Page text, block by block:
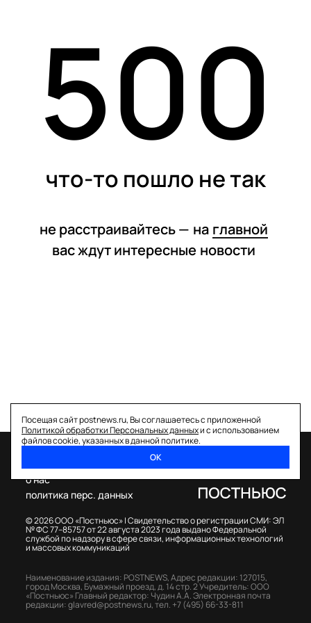
статьи
500
что-то пошло не так
не расстраивайтесь — на главной
вас ждут интересные новости
Посещая сайт postnews.ru, Вы соглашаетесь с приложенной
Политикой обработки Персональных данныхи с использованием
файлов cookie, указанных в данной политике.
ОК
© 2026 ООО «Постньюс» |Свидетельство о регистрации СМИ: ЭЛ
№ ФС 77–85757 от 22 августа 2023 года выдано Федеральной
службой по надзору в сфере связи, информационных технологий
и массовых коммуникаций
о нас
политика перс. данных
Наименование издания: POSTNEWS,Адрес редакции: 127015,
город Москва, Бумажный проезд, д. 14 стр. 2Учредитель: ООО
«Постньюс» Главный редактор: Чудин А.А.Электронная почта
редакции:glavred@postnews.ru,тел. +7 (495) 66-33-811